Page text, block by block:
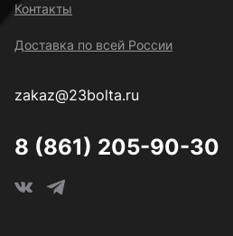
Контакты
Доставка по всей России
zakaz@23bolta.ru
8 (861) 205-90-30